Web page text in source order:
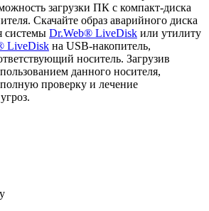
загрузки ПК с компакт-диска
Скачайте образ аварийного диска
системы Dr.Web® LiveDisk или утилиту
LiveDisk на USB-накопитель,
носитель. Загрузив
данного носителя,
проверку и лечение